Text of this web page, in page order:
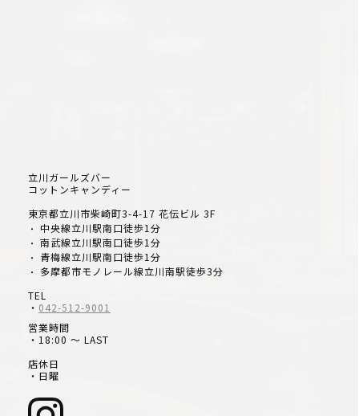
立川ガールズバー
コットンキャンディー
東京都立川市柴崎町3-4-17 花伝ビル 3F
・ 中央線立川駅南口徒歩1分
・ 南武線立川駅南口徒歩1分
・ 青梅線立川駅南口徒歩1分
・ 多摩都市モノレール線立川南駅徒歩3分
TEL
・ 042-512-9001
営業時間
・18:00 ～ LAST
店休日
・日曜